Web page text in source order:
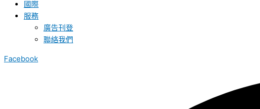
國際
服務
廣告刊登
聯絡我們
Facebook